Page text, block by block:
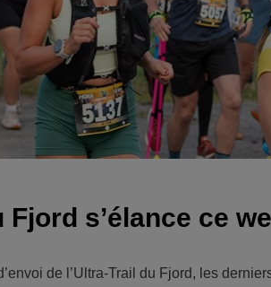
Fjord s’élance ce
de l’Ultra-Trail du Fjord, les